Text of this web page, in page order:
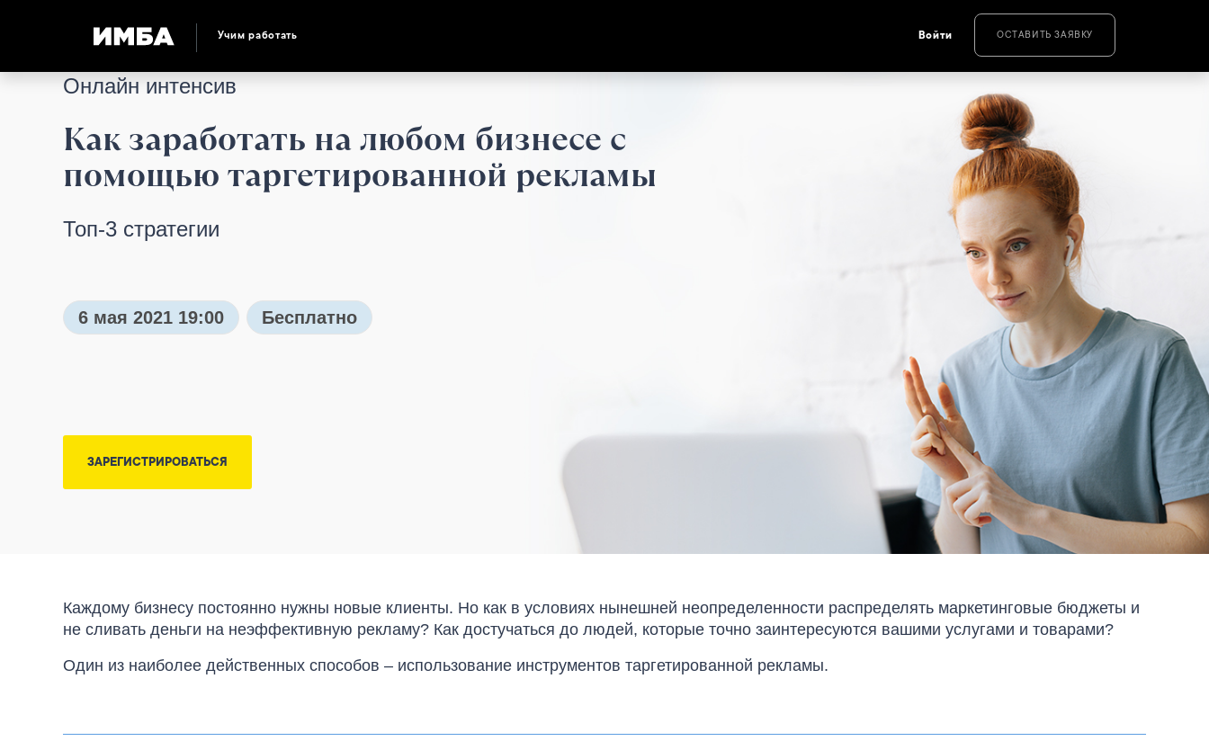
Учим работать Войти ОСТАВИТЬ ЗАЯВКУ
Онлайн интенсив
Как заработать на любом бизнесе с
помощью таргетированной рекламы
Топ-3 стратегии
6 мая 2021 19:00 Бесплатно
ЗАРЕГИСТРИРОВАТЬСЯ
Каждому бизнесу постоянно нужны новые клиенты. Но как в условиях нынешней неопределенности распределять маркетинговые бюджеты и
не сливать деньги на неэффективную рекламу? Как достучаться до людей, которые точно заинтересуются вашими услугами и товарами?
Один из наиболее действенных способов – использование инструментов таргетированной рекламы.